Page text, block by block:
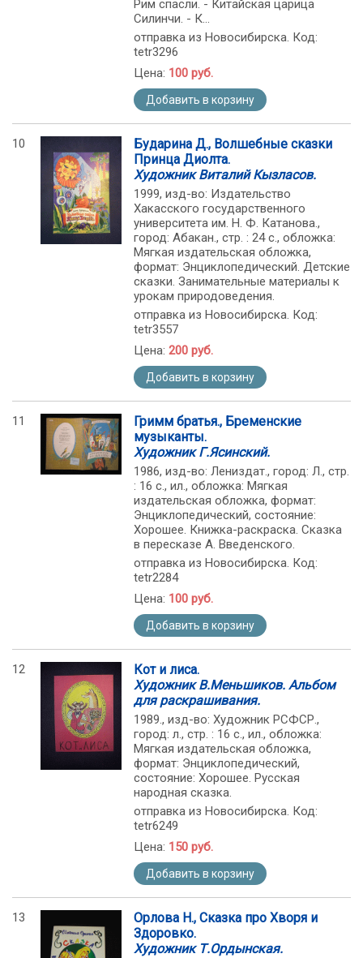
Рим спасли. - Китайская царица
Силинчи. - К...
отправка из Новосибирска. Код:
tetr3296
Цена: 100 руб.
Добавить в корзину
10
Бударина Д., Волшебные сказки
Принца Диолта.
Художник Виталий Кызласов.
1999, изд-во: Издательство
Хакасского государственного
университета им. Н. Ф. Катанова.,
город: Абакан., стр. : 24 с., обложка:
Мягкая издательская обложка,
формат: Энциклопедический. Детские
сказки. Занимательные материалы к
урокам природоведения.
отправка из Новосибирска. Код:
tetr3557
Цена: 200 руб.
Добавить в корзину
11
Гримм братья., Бременские
музыканты.
Художник Г.Ясинский.
1986, изд-во: Лениздат., город: Л., стр.
: 16 с., ил., обложка: Мягкая
издательская обложка, формат:
Энциклопедический, состояние:
Хорошее. Книжка-раскраска. Сказка
в пересказе А. Введенского.
отправка из Новосибирска. Код:
tetr2284
Цена: 100 руб.
Добавить в корзину
12
Кот и лиса.
Художник В.Меньшиков. Альбом
для раскрашивания.
1989., изд-во: Художник РСФСР.,
город: л., стр. : 16 с., ил., обложка:
Мягкая издательская обложка,
формат: Энциклопедический,
состояние: Хорошее. Русская
народная сказка.
отправка из Новосибирска. Код:
tetr6249
Цена: 150 руб.
Добавить в корзину
13
Орлова Н., Сказка про Хворя и
Здоровко.
Художник Т.Ордынская.